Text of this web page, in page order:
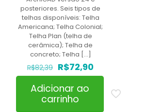
posteriores. Seis tipos de
telhas disponíveis: Telha
Americana; Telha Colonial;
Telha Plan (telha de
cerâmica); Telha de
concreto; Telha […]
R$82,39 O
preço
original
era:
R$82,39.
R$72,90O
preço
Adicionar ao
carrinho